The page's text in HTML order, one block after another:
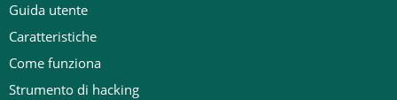
Guida utente
Caratteristiche
Come funziona
Strumento di hacking